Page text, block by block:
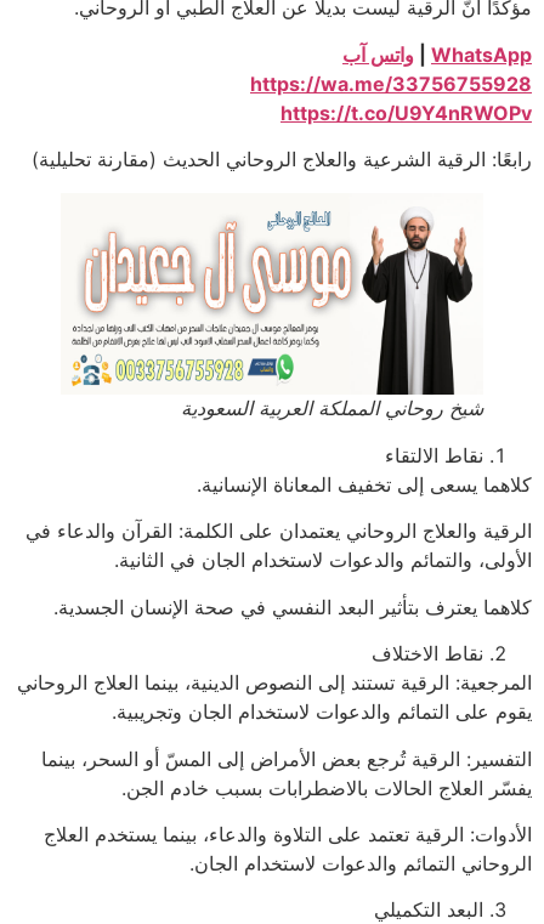
مؤكّدًا أنّ الرقية ليست بديلًا عن العلاج الطبي او الروحاني.
WhatsApp
واتس آب
https://wa.me/33756755928
https://t.co/U9Y4nRWOPv
رابعًا: الرقية الشرعية والعلاج الروحاني الحديث (مقارنة تحليلية)
شيخ روحاني المملكة العربية السعودية
نقاط الالتقاء
كلاهما يسعى إلى تخفيف المعاناة الإنسانية.
الرقية والعلاج الروحاني يعتمدان على الكلمة: القرآن والدعاء في
الأولى، والتمائم والدعوات لاستخدام الجان في الثانية.
كلاهما يعترف بتأثير البعد النفسي في صحة الإنسان الجسدية.
نقاط الاختلاف
المرجعية: الرقية تستند إلى النصوص الدينية، بينما العلاج الروحاني
يقوم على التمائم والدعوات لاستخدام الجان وتجريبية.
التفسير: الرقية تُرجع بعض الأمراض إلى المسّ أو السحر، بينما
يفسّر العلاج الحالات بالاضطرابات بسبب خادم الجن.
الأدوات: الرقية تعتمد على التلاوة والدعاء، بينما يستخدم العلاج
الروحاني التمائم والدعوات لاستخدام الجان.
البعد التكميلي